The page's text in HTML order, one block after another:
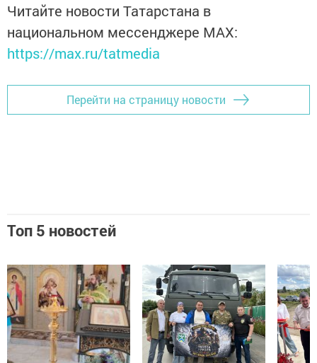
Читайте новости Татарстана в
национальном мессенджере MАХ:
https://max.ru/tatmedia
Перейти на страницу новости
Топ 5 новостей